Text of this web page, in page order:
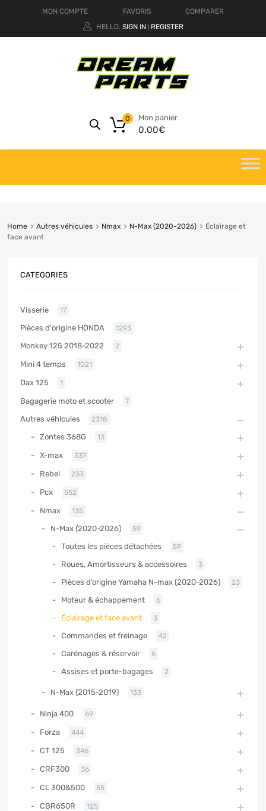
MON COMPTE FAVORIS
COMPARER
HELLO. SIGN IN REGISTER
Mon panier
0.00€
0
Home Autres véhicules Nmax N-Max (2020-2026)
Éclairage et
face avant
CATEGORIES
Visserie 17
Pièces d'origine HONDA 1293
Monkey 125 2018-2022 2
Mini 4 temps 1021
Dax 125 1
Bagagerie moto et scooter 7
Autres véhicules 2318
Zontes 368G 13
X-max 337
Rebel 233
Pcx 552
Nmax 135
N-Max (2020-2026) 59
Toutes les pièces détachées 59
Roues, Amortisseurs & accessoires 3
Pièces d’origine Yamaha N-max (2020-2026) 23
Moteur & échappement 6
Éclairage et face avant 3
Commandes et freinage 42
Carénages & réservoir 6
Assises et porte-bagages 2
N-Max (2015-2019) 133
Ninja 400 69
Forza 444
CT 125 346
CRF300 36
CL 300&500 55
CBR650R 125